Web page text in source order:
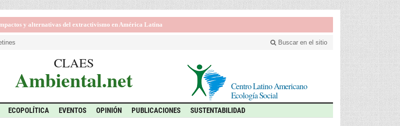
de la victoria de la derecha en Brasil
Buscar en el sitio
CLAES
Ambiental.net
Centro Latino Americano
Ecología Social
ECOPOLÍTICA EVENTOS OPINIÓN PUBLICACIONES SUSTENTABILIDAD